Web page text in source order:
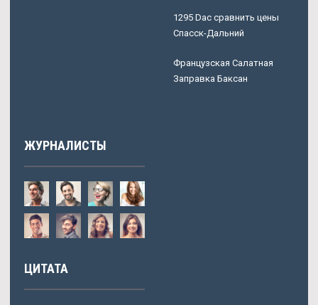
1295 Dac сравнить цены
Спасск-Дальний
Французская Салатная
Заправка Баксан
ЖУРНАЛИСТЫ
ЦИТАТА